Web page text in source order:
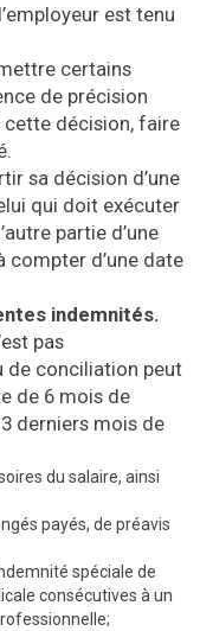
est tenu
certains
de précision
cette décision, faire
sa décision d’une
qui doit exécuter
partie d’une
compter d’une date
indemnités.
pas
de conciliation peut
de 6 mois de
derniers mois de
du salaire, ainsi
payés, de préavis
spéciale de
consécutives à un